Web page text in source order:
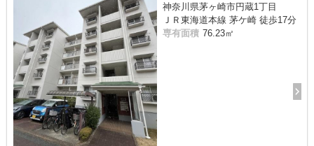
神奈川県茅ヶ崎市円蔵1丁目
ＪＲ東海道本線 茅ケ崎 徒歩17分
専有面積 76.23㎡